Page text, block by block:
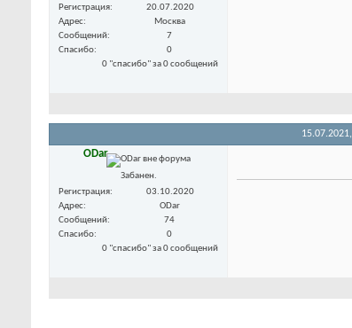
Регистрация
20.07.2020
Адрес
Москва
Сообщений
7
Спасибо
0
0 "спасибо" за 0 сообщений
15.07.2021,
ODar
Забанен.
Регистрация
03.10.2020
Адрес
ODar
Сообщений
74
Спасибо
0
0 "спасибо" за 0 сообщений